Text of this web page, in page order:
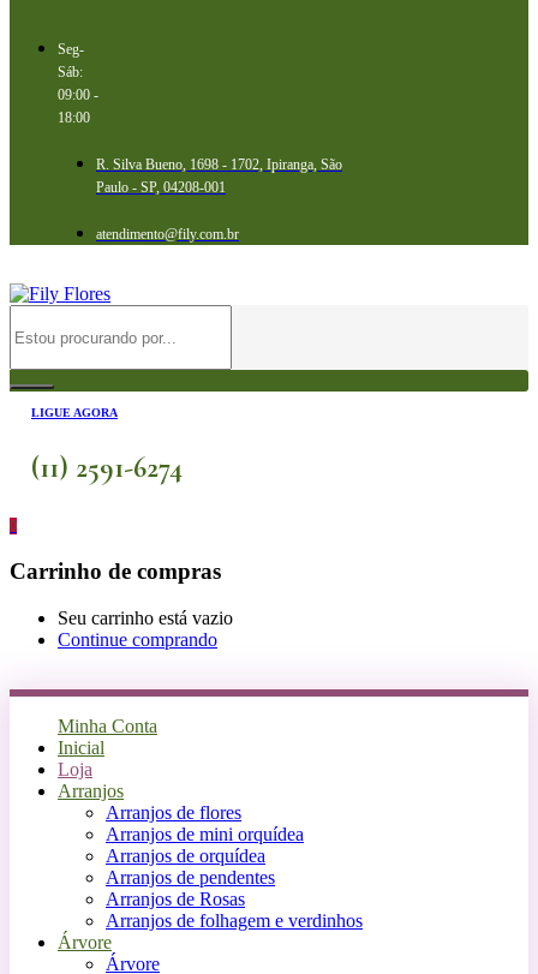
Seg-
Sáb:
09:00 -
18:00
R. Silva Bueno, 1698 - 1702, Ipiranga, São
Paulo - SP, 04208-001
atendimento@fily.com.br
LIGUE AGORA
(11) 2591-6274
0
Carrinho de compras
Seu carrinho está vazio
Continue comprando
Minha Conta
Inicial
Loja
Arranjos
Arranjos de flores
Arranjos de mini orquídea
Arranjos de orquídea
Arranjos de pendentes
Arranjos de Rosas
Arranjos de folhagem e verdinhos
Árvore
Árvore